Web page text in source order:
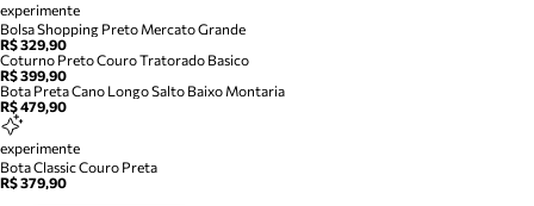
experimente
Bolsa Shopping Preto Mercato Grande
R$ 329,90
Coturno Preto Couro Tratorado Basico
R$ 399,90
Bota Preta Cano Longo Salto Baixo Montaria
R$ 479,90
experimente
Bota Classic Couro Preta
R$ 379,90